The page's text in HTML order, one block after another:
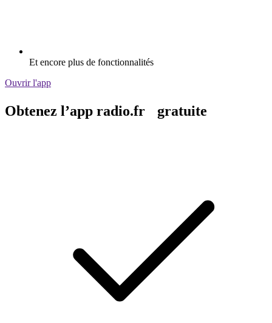
Et encore plus de fonctionnalités
Ouvrir l'app
Obtenez l’app radio.fr gratuite